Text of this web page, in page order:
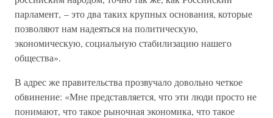
парламент, – это два таких крупных основания, которые
позволяют нам надеяться на политическую,
экономическую, социальную стабилизацию нашего
общества».
В адрес же правительства прозвучало довольно четкое
обвинение: «Мне представляется, что эти люди просто не
понимают, что такое рыночная экономика, что такое